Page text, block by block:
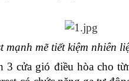
mạnh mẽ tiết kiệm nhiên
cửa gió điều hòa cho